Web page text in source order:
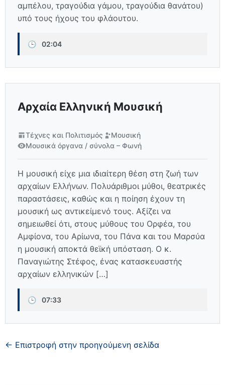
αμπέλου, τραγούδια γάμου, τραγούδια θανάτου)
υπό τους ήχους του φλάουτου.
🕒 02:04
Αρχαία Ελληνική Μουσική
Τέχνες και Πολιτισμός
Μουσική
Μουσικά όργανα / σύνολα – Φωνή
Η μουσική είχε μια ιδιαίτερη θέση στη ζωή των
αρχαίων Ελλήνων. Πολυάριθμοι μύθοι, θεατρικές
παραστάσεις, καθώς και η ποίηση έχουν τη
μουσική ως αντικείμενό τους. Αξίζει να
σημειωθεί ότι, στους μύθους του Ορφέα, του
Αμφίονα, του Αρίωνα, του Πάνα και του Μαρσύα
η μουσική αποκτά θεϊκή υπόσταση. Ο κ.
Παναγιώτης Στέφος, ένας κατασκευαστής
αρχαίων ελληνικών […]
🕒 07:33
← Επιστροφή στην προηγούμενη σελίδα